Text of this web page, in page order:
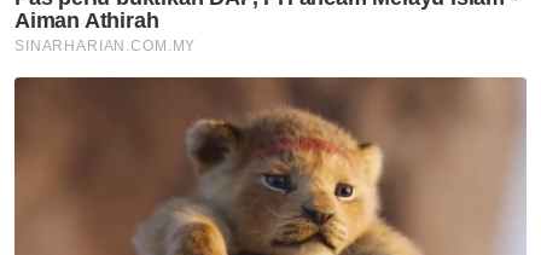
projek serta beberapa kes berprofil tinggi
membabitkan tokoh politik termasuk
rampasan aset dan wang tunai bernilai besar.
"SPRM juga menumpaskan rangkaian mafia
korporat yang melibatkan golongan
profesional seperti peguam dan akauntan
sebagai 'enabler' kepada sindiket